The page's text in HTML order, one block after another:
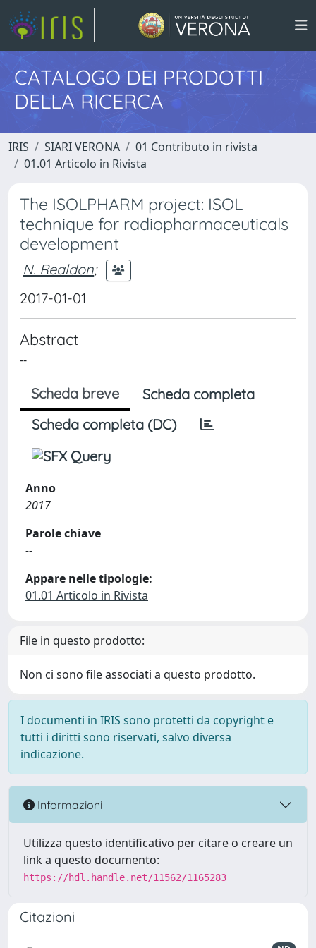
CATALOGO DEI PRODOTTI
DELLA RICERCA
IRIS SIARI VERONA
01 Contributo in rivista
01.01 Articolo in Rivista
The ISOLPHARM project: ISOL
technique for radiopharmaceuticals
development
N. Realdon;
2017-01-01
Abstract
--
Scheda breve
Scheda completa
Scheda completa (DC)
Anno
2017
Parole chiave
--
Appare nelle tipologie:
01.01 Articolo in Rivista
File in questo prodotto:
Non ci sono file associati a questo prodotto.
I documenti in IRIS sono protetti da copyright e
tutti i diritti sono riservati, salvo diversa
indicazione.
Informazioni
Utilizza questo identificativo per citare o creare un
link a questo documento:
https://hdl.handle.net/11562/1165283
Citazioni